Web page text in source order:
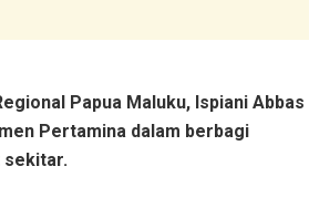
Papua Maluku, Ispiani Abbas
Pertamina dalam berbagi
sekitar.